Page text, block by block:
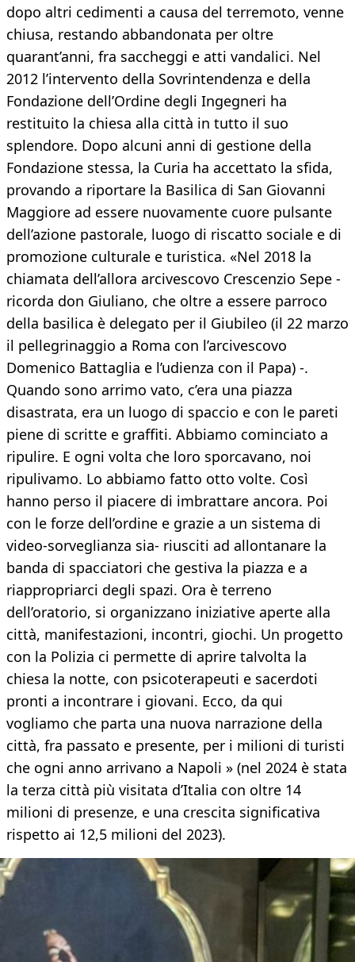
dopo altri cedimenti a causa del terremoto, venne
chiusa, restando abbandonata per oltre
quarant’anni, fra saccheggi e atti vandalici. Nel
2012 l’intervento della Sovrintendenza e della
Fondazione dell’Ordine degli Ingegneri ha
restituito la chiesa alla città in tutto il suo
splendore. Dopo alcuni anni di gestione della
Fondazione stessa, la Curia ha accettato la sfida,
provando a riportare la Basilica di San Giovanni
Maggiore ad essere nuovamente cuore pulsante
dell’azione pastorale, luogo di riscatto sociale e di
promozione culturale e turistica. «Nel 2018 la
chiamata dell’allora arcivescovo Crescenzio Sepe -
ricorda don Giuliano, che oltre a essere parroco
della basilica è delegato per il Giubileo (il 22 marzo
il pellegrinaggio a Roma con l’arcivescovo
Domenico Battaglia e l’udienza con il Papa) -.
Quando sono arrimo vato, c’era una piazza
disastrata, era un luogo di spaccio e con le pareti
piene di scritte e graffiti. Abbiamo cominciato a
ripulire. E ogni volta che loro sporcavano, noi
ripulivamo. Lo abbiamo fatto otto volte. Così
hanno perso il piacere di imbrattare ancora. Poi
con le forze dell’ordine e grazie a un sistema di
video-sorveglianza sia- riusciti ad allontanare la
banda di spacciatori che gestiva la piazza e a
riappropriarci degli spazi. Ora è terreno
dell’oratorio, si organizzano iniziative aperte alla
città, manifestazioni, incontri, giochi. Un progetto
con la Polizia ci permette di aprire talvolta la
chiesa la notte, con psicoterapeuti e sacerdoti
pronti a incontrare i giovani. Ecco, da qui
vogliamo che parta una nuova narrazione della
città, fra passato e presente, per i milioni di turisti
che ogni anno arrivano a Napoli » (nel 2024 è stata
la terza città più visitata d’Italia con oltre 14
milioni di presenze, e una crescita significativa
rispetto ai 12,5 milioni del 2023).